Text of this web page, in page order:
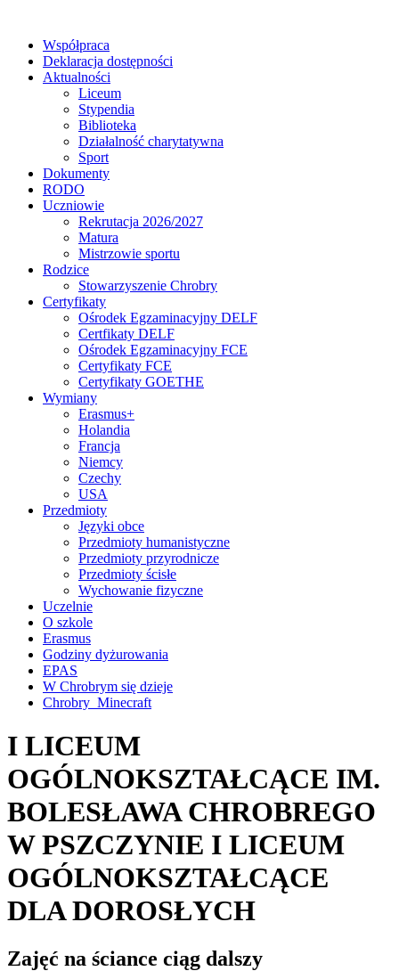
Współpraca
Deklaracja dostępności
Aktualności
Liceum
Stypendia
Biblioteka
Działalność charytatywna
Sport
Dokumenty
RODO
Uczniowie
Rekrutacja 2026/2027
Matura
Mistrzowie sportu
Rodzice
Stowarzyszenie Chrobry
Certyfikaty
Ośrodek Egzaminacyjny DELF
Certfikaty DELF
Ośrodek Egzaminacyjny FCE
Certyfikaty FCE
Certyfikaty GOETHE
Wymiany
Erasmus+
Holandia
Francja
Niemcy
Czechy
USA
Przedmioty
Języki obce
Przedmioty humanistyczne
Przedmioty przyrodnicze
Przedmioty ścisłe
Wychowanie fizyczne
Uczelnie
O szkole
Erasmus
Godziny dyżurowania
EPAS
W Chrobrym się dzieje
Chrobry_Minecraft
I LICEUM
OGÓLNOKSZTAŁCĄCE IM.
BOLESŁAWA CHROBREGO
W PSZCZYNIE I LICEUM
OGÓLNOKSZTAŁCĄCE
DLA DOROSŁYCH
Zajęć na ściance ciąg dalszy